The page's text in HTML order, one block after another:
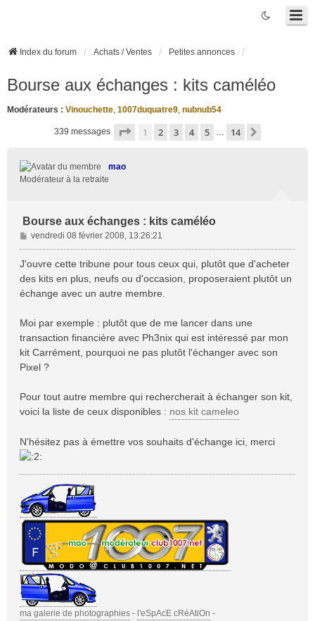
Index du forum Achats / Ventes Petites annonces
Bourse aux échanges : kits caméléo
Modérateurs : Vinouchette, 1007duquatre9, nubnub54
339 messages Page 1sur14
1 2 3 4 5 … 14
mao
Modérateur à la retraite
Bourse aux échanges : kits caméléo
M
e
s
g
vendredi 08 février 2008, 13:26:21
J'ouvre cette tribune pour tous ceux qui, plutôt que d'acheter
des kits en plus, neufs ou d'occasion, proposeraient plutôt un
échange avec un autre membre.
Moi par exemple : plutôt que de me lancer dans une
transaction financière avec Ph3nix qui est intéressé par mon
kit Carrément, pourquoi ne pas plutôt l'échanger avec son
Pixel ?
Pour tout autre membre qui rechercherait à échanger son kit,
voici la liste de ceux disponibles : nos kit cameleo
N'hésitez pas à émettre vos souhaits d'échange ici, merci
ma galerie de photographies - l'eSpAcE cRéAtiOn -